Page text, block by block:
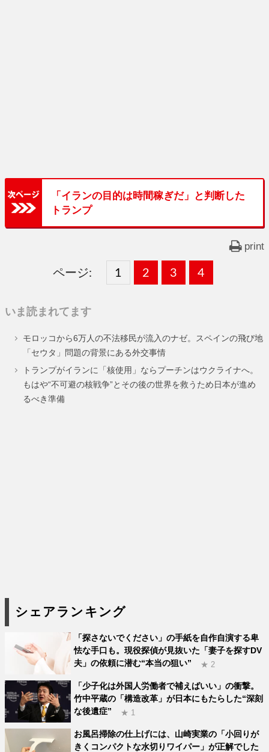
「イランの目的は時間稼ぎだ」と判断した
トランプ
print
ページ:
固
ー
ジ
1 ,
固
ー
ジ
2 ,
固
ー
ジ
3 ,
固
ー
ジ
4
いま読まれてます
モロッコから6万人の不法移民が流入のナゼ。スペインの飛び地
「セウタ」問題の背景にある外交事情
トランプがイランに「核使用」ならプーチンはウクライナへ。
もはや“不可避の核戦争”とその後の世界を救うため日本が進め
るべき準備
シェアランキング
「探さないでください」の手紙を自作自演する卑
怯な手口も。現役探偵が見抜いた「妻子を探すDV
夫」の依頼に潜む“本当の狙い”
★ 2
「少子化は外国人労働者で補えばいい」の衝撃。
竹中平蔵の「構造改革」が日本にもたらした“深刻
な後遺症”
★ 1
お風呂掃除の仕上げには、山崎実業の「小回りが
きくコンパクトな水切りワイパー」が正解でした